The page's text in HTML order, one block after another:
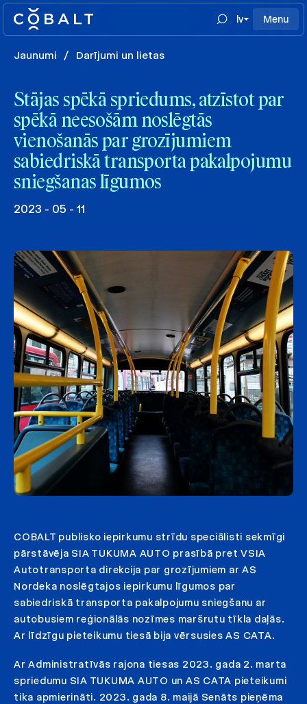
lv Menu
Jaunumi / Darījumi un lietas
Stājas spēkā spriedums, atzīstot par
spēkā neesošām noslēgtās
vienošanās par grozījumiem
sabiedriskā transporta pakalpojumu
sniegšanas līgumos
2023 - 05 - 11
COBALT publisko iepirkumu strīdu speciālisti sekmīgi
pārstāvēja SIA TUKUMA AUTO prasībā pret VSIA
Autotransporta direkcija par grozījumiem ar AS
Nordeka noslēgtajos iepirkumu līgumos par
sabiedriskā transporta pakalpojumu sniegšanu ar
autobusiem reģionālās nozīmes maršrutu tīkla daļās.
Ar līdzīgu pieteikumu tiesā bija vērsusies AS CATA.
Ar Administratīvās rajona tiesas 2023. gada 2. marta
spriedumu SIA TUKUMA AUTO un AS CATA pieteikumi
tika apmierināti. 2023. gada 8. maijā Senāts pieņēma